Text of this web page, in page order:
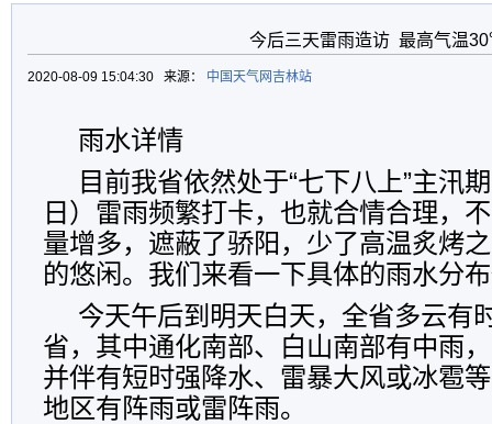
今后三天雷雨造访 最高气温
2020-08-09 15:04:30 来源： 中国天气网吉林站
雨水详情
目前我省依然处于“七下八上”主汛
日）雷雨频繁打卡，也就合情合理，
量增多，遮蔽了骄阳，少了高温炙烤
的悠闲。我们来看一下具体的雨水分
今天午后到明天白天，全省多云有
省，其中通化南部、白山南部有中雨
并伴有短时强降水、雷暴大风或冰雹
地区有阵雨或雷阵雨。